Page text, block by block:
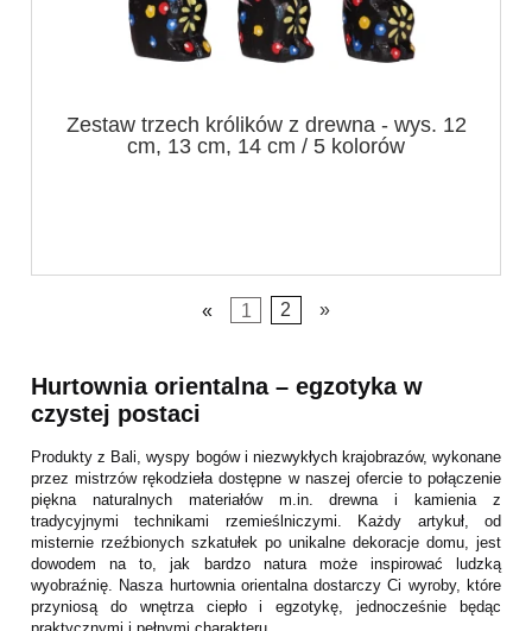
Zestaw trzech królików z drewna - wys. 12
cm, 13 cm, 14 cm / 5 kolorów
« 1 2 »
Hurtownia orientalna – egzotyka w
czystej postaci
Produkty z Bali, wyspy bogów i niezwykłych krajobrazów, wykonane
przez mistrzów rękodzieła dostępne w naszej ofercie to połączenie
piękna naturalnych materiałów m.in. drewna i kamienia z
tradycyjnymi technikami rzemieślniczymi. Każdy artykuł, od
misternie rzeźbionych szkatułek po unikalne dekoracje domu, jest
dowodem na to, jak bardzo natura może inspirować ludzką
wyobraźnię. Nasza hurtownia orientalna dostarczy Ci wyroby, które
przyniosą do wnętrza ciepło i egzotykę, jednocześnie będąc